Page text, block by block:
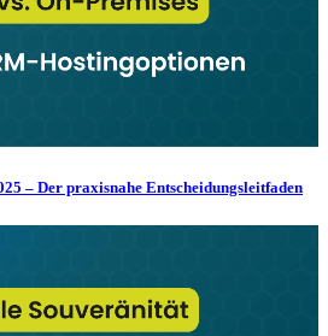
– Der praxisnahe Entscheidungsleitfaden